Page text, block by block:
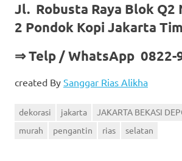
Jl. Robusta Raya Blok Q2
2 Pondok Kopi Jakarta
⇒ Telp / WhatsApp 0822-
created By Sanggar Rias Alikha
dekorasi jakarta
JAKARTA BEKASI
murah
pengantin rias selatan